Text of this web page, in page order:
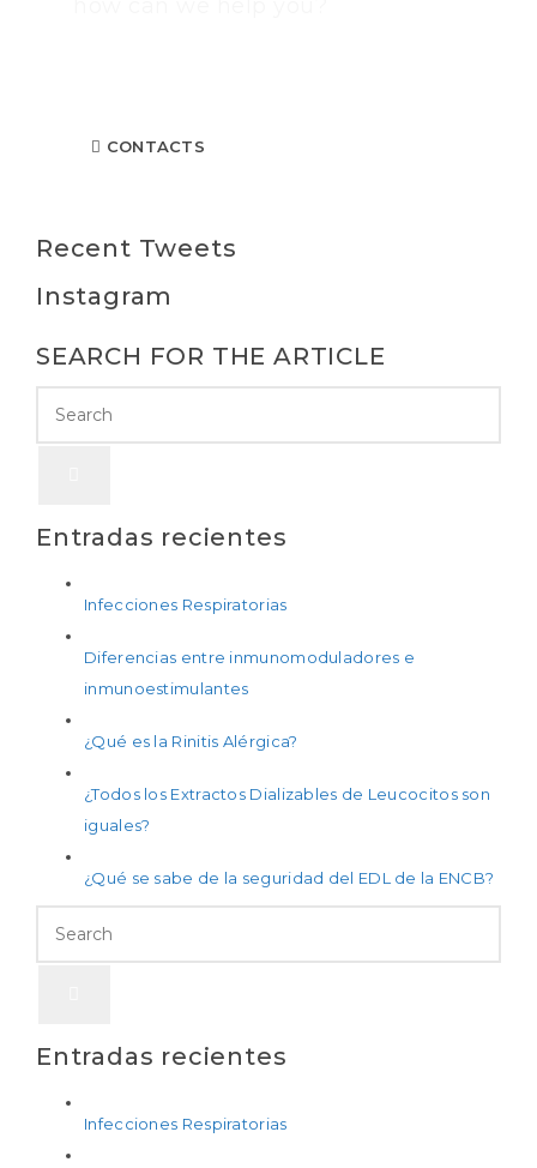
CONTACTS
Recent Tweets
Instagram
SEARCH FOR THE ARTICLE
Entradas recientes
Infecciones Respiratorias
Diferencias entre inmunomoduladores e
inmunoestimulantes
¿Qué es la Rinitis Alérgica?
¿Todos los Extractos Dializables de Leucocitos son
iguales?
¿Qué se sabe de la seguridad del EDL de la ENCB?
Entradas recientes
Infecciones Respiratorias